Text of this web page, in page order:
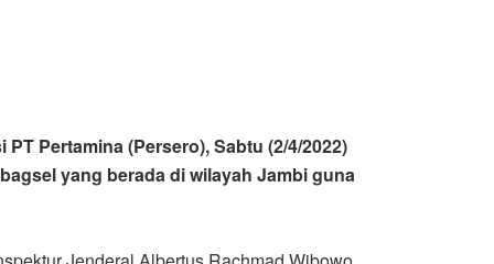
Pertamina (Persero), Sabtu (2/4/2022)
yang berada di wilayah Jambi guna